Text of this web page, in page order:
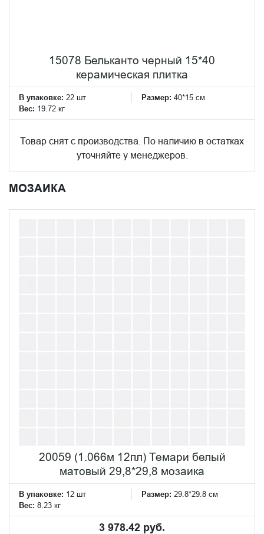
15078 Бельканто черный 15*40
керамическая плитка
В упаковке: 22 шт Размер: 40*15 см
Вес: 19.72 кг
Товар снят с производства. По наличию в остатках
уточняйте у менеджеров.
МОЗАИКА
20059 (1.066м 12пл) Темари белый
матовый 29,8*29,8 мозаика
В упаковке: 12 шт Размер: 29.8*29.8 см
Вес: 8.23 кг
3 978.42 руб.